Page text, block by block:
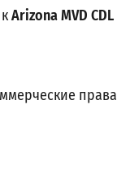
Arizona MVD CDL
права